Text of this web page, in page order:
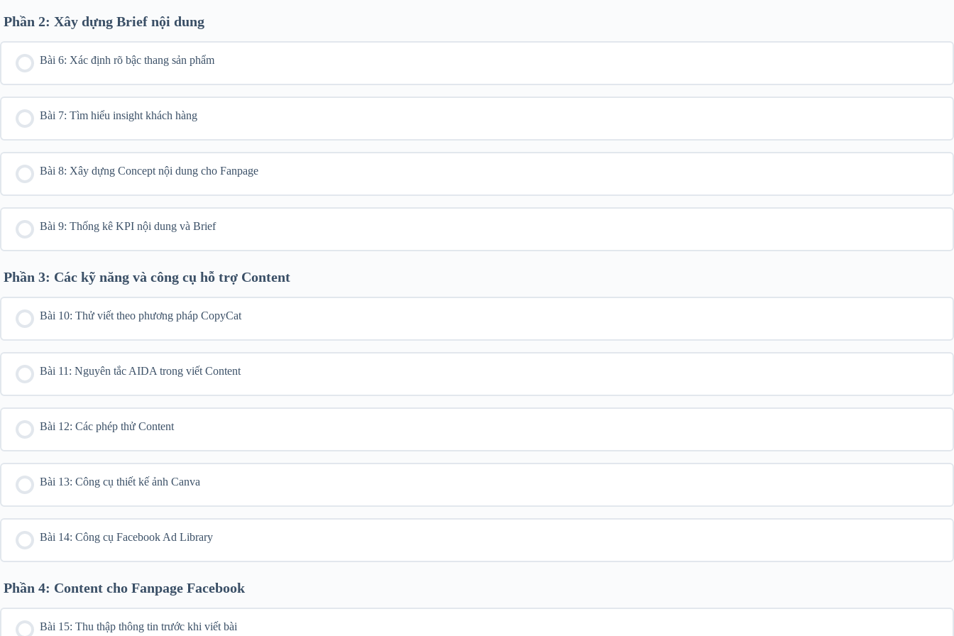
Phần 2: Xây dựng Brief nội dung
Bài 6: Xác định rõ bậc thang sản phẩm
Bài 7: Tìm hiểu insight khách hàng
Bài 8: Xây dựng Concept nội dung cho Fanpage
Bài 9: Thống kê KPI nội dung và Brief
Phần 3: Các kỹ năng và công cụ hỗ trợ Content
Bài 10: Thử viết theo phương pháp CopyCat
Bài 11: Nguyên tắc AIDA trong viết Content
Bài 12: Các phép thử Content
Bài 13: Công cụ thiết kế ảnh Canva
Bài 14: Công cụ Facebook Ad Library
Phần 4: Content cho Fanpage Facebook
Bài 15: Thu thập thông tin trước khi viết bài